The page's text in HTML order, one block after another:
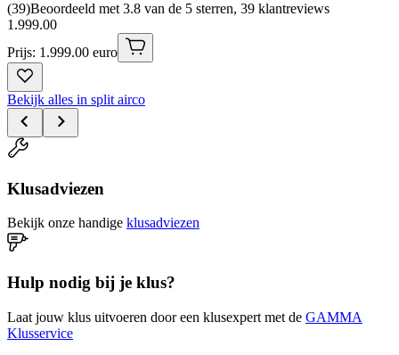
(39)Beoordeeld met 3.8 van de 5 sterren, 39 klantreviews
1 .999.00
Prijs: 1.999.00 euro
Bekijk alles in split airco
Klusadviezen
Bekijk onze handige klusadviezen
Hulp nodig bij je klus?
Laat jouw klus uitvoeren door een klusexpert met de GAMMA
Klusservice